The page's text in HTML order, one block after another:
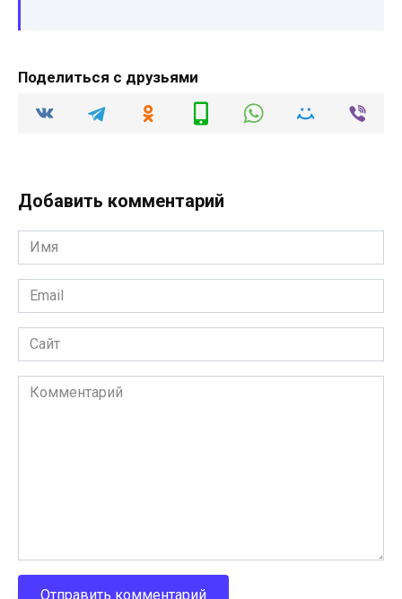
Поделиться с друзьями
Добавить комментарий
Имя
Email
Сайт
Комментарий